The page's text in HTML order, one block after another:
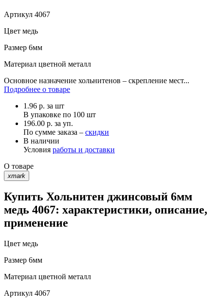
Артикул 4067
Цвет медь
Размер 6мм
Материал цветной металл
Основное назначение хольнитенов – скрепление мест...
Подробнее о товаре
1.96 р. за шт
В упаковке по 100 шт
196.00 р. за уп.
По сумме заказа – скидки
В наличии
Условия работы и доставки
О товаре
xmark
Купить Хольнитен джинсовый 6мм
медь 4067: характеристики, описание,
применение
Цвет медь
Размер 6мм
Материал цветной металл
Артикул 4067